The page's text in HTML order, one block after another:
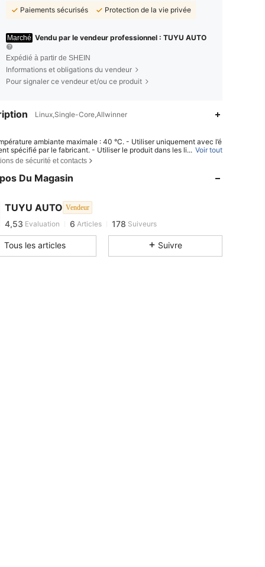
Paiements sécurisés
Protection de la vie privée
Marché Vendu par le vendeur professionnel : TUYU AUTO
Expédié à partir de SHEIN
Informations et obligations du vendeur
Pour signaler ce vendeur et/ou ce produit
Linux,Single-Core,Allwinner
ambiante maximale : 40 °C. - Utiliser uniquement avec l’é
spécifié par le fabricant. - Utiliser le produit dans les limites de s
- Ne pas démonter ni modifier le produit. - Cesser immé
de dysfonctionnement d’un quelconque composant.
... Voir tout
de sécurité et contacts
Du Magasin
TUYU AUTO Vendeur
4,53 6
4,53 Evaluation 6 Articles 178 Suiveurs
Tous les articles Suivre